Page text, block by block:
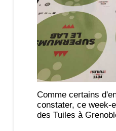
Comme certains
constater, ce week-
des Tuiles à